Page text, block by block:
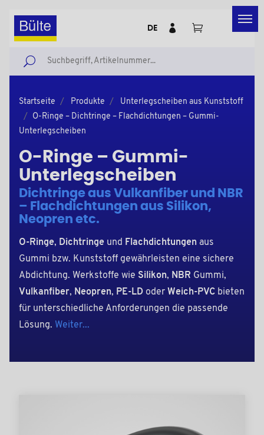
DE
Startseite Produkte
Unterlegscheiben aus Kunststoff
O-Ringe – Dichtringe – Flachdichtungen – Gummi-
Unterlegscheiben
O-Ringe – Gummi-
Unterlegscheiben
Dichtringe aus Vulkanfiber und NBR
– Flachdichtungen aus Silikon,
Neopren etc.
O-Ringe, Dichtringe und Flachdichtungen aus
Gummi bzw. Kunststoff gewährleisten eine sichere
Abdichtung. Werkstoffe wie Silikon, NBR Gummi,
Vulkanfiber, Neopren, PE-LD oder Weich-PVC bieten
für unterschiedliche Anforderungen die passende
Lösung. Weiter...